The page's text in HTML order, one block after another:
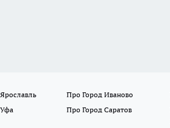
Про Город Иваново
Про Город Саратов